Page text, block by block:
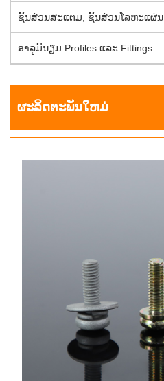
ຊິ້ນສ່ວນສະແຕມ, ຊິ້ນສ່ວນໂລຫະແຜ່ນ
ອາລູມີນຽມ Profiles ແລະ Fittings
ຜະລິດຕະພັນໃຫມ່